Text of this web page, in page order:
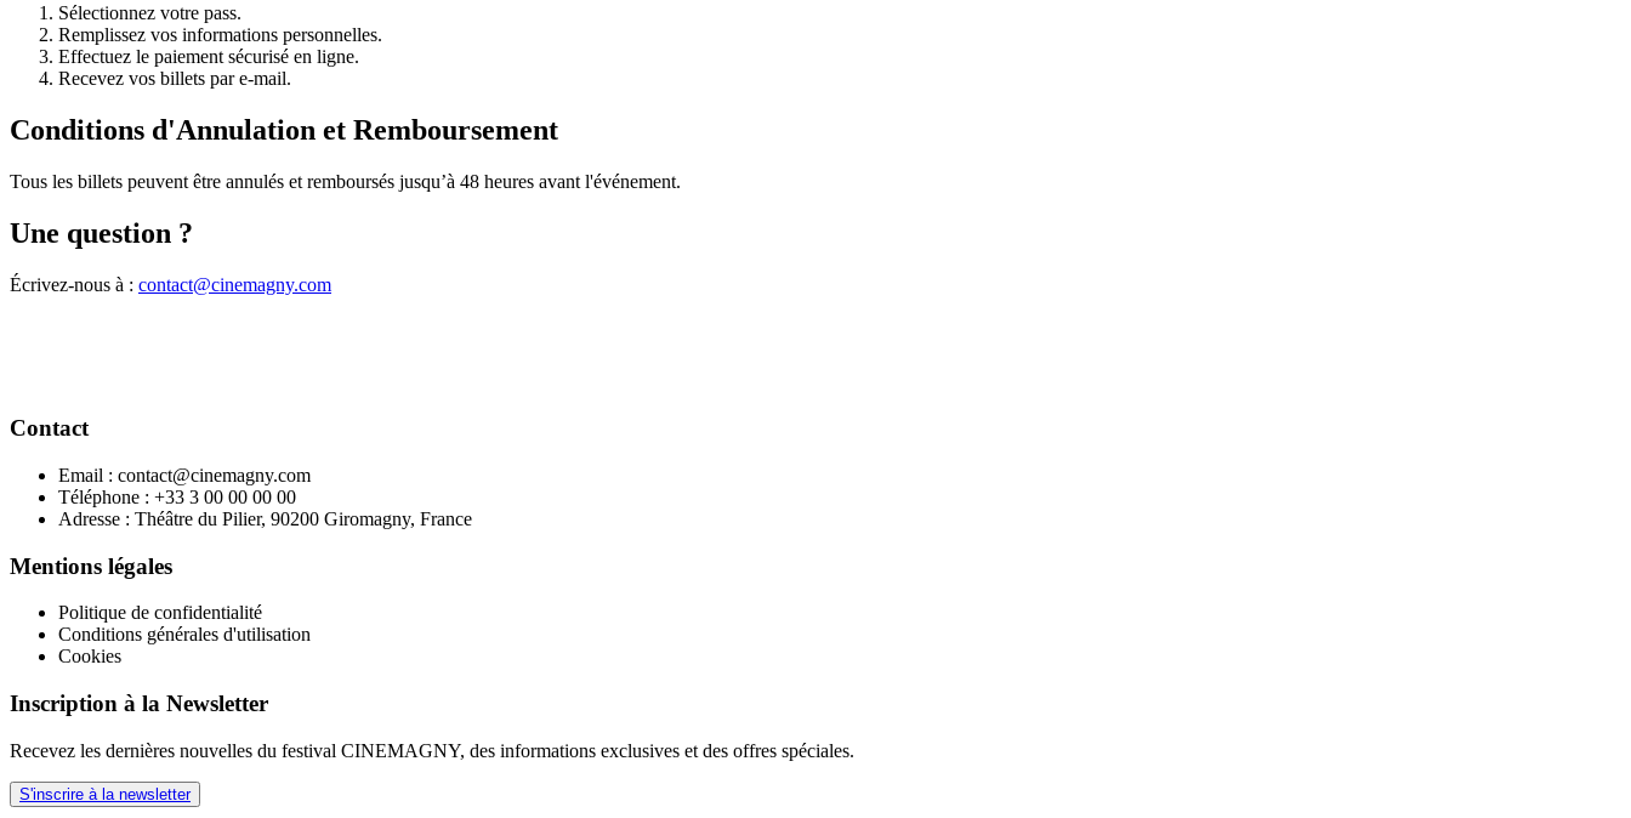
Sélectionnez votre pass.
Remplissez vos informations personnelles.
Effectuez le paiement sécurisé en ligne.
Recevez vos billets par e-mail.
Conditions d'Annulation et Remboursement
Tous les billets peuvent être annulés et remboursés jusqu’à 48 heures avant l'événement.
Une question ?
Écrivez-nous à : contact@cinemagny.com
Contact
Email : contact@cinemagny.com
Téléphone : +33 3 00 00 00 00
Adresse : Théâtre du Pilier, 90200 Giromagny, France
Mentions légales
Politique de confidentialité
Conditions générales d'utilisation
Cookies
Inscription à la Newsletter
Recevez les dernières nouvelles du festival CINEMAGNY, des informations exclusives et des offres spéciales.
S'inscrire à la newsletter